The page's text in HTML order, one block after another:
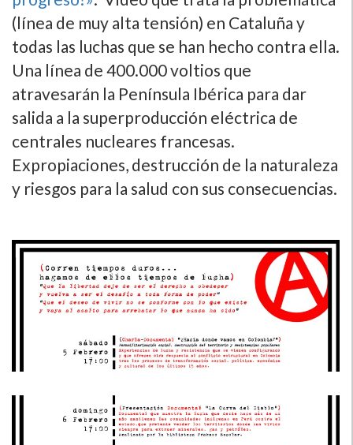
(lí­nea de muy alta tensión) en Cataluña y
todas las luchas que se han hecho contra ella.
Una lí­nea de 400.000 voltios que
atravesarán la Pení­nsula Ibérica para dar
salida a la superproducción eléctrica de
centrales nucleares francesas.
Expropiaciones, destrucción de la naturaleza
y riesgos para la salud con sus consecuencias.